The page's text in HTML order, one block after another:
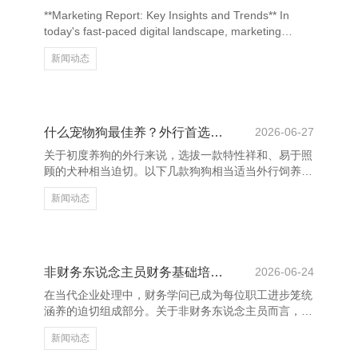
外，若财务报表报出日早于审计证明日，企业可能在未
取得审计观点的情况下提
**Marketing Report: Key Insights and Trends** In
today's fast-paced digital landscape, marketing
strategies are constantly evolving to meet the
changing preferences of consumers. A recent
新闻动态
什么宠物狗最佳养？外行首选推选
2026-06-27
关于初度养狗的外行来说，选拔一款特性祥和、易于照
顾的犬种相当迫切。以下几款狗狗相当适当外行饲养。
海口市琪胡汇百货店 率先推选**金毛寻回犬**，它们特
性仁爱、诚意友善，对家庭成员相当亲近，且容易查
真好动，稳妥力强，相当适当公寓生计。不外要稳健其
蓬松，特性豁达，不掉毛，适当对毛发过敏的东说
新闻动态
非财务东说念主员财务基础培训课程
2026-06-24
在当代企业处理中，财务学问已成为每位职工进步笼统
涵养的迫切组成部分。关于非财务东说念主员而言，掌
合手基本的财务学问不仅有助于更好地明白企业运营状
态，还能提高有商酌智力和换取扫尾。 “非财务东说念
新闻动态